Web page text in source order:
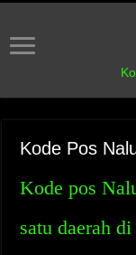
Kode Pos
Kode pos
satu daerah